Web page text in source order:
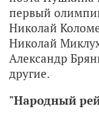
первый
Николай
Николай
Александр
другие.
"Народный